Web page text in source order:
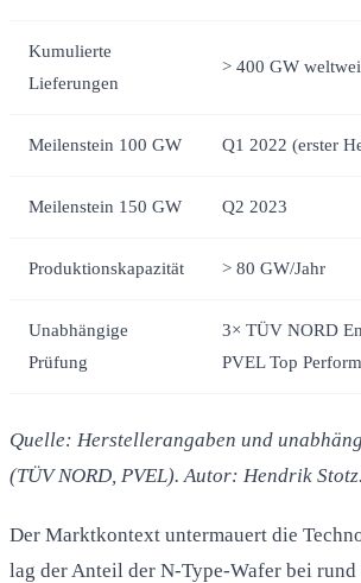
Kumulierte
Lieferungen
> 400 GW
Meilenstein 100 GW Q1 2022 (erster
Meilenstein 150 GW Q2 2023
Produktionskapazität > 80 GW/Jahr
Unabhängige
Prüfung
3× TÜV NORD
PVEL Top
Quelle: Herstellerangaben und
(TÜV NORD, PVEL). Autor: Hendrik Stotz.
Der Marktkontext untermauert die
lag der Anteil der N-Type-Wafer bei rund